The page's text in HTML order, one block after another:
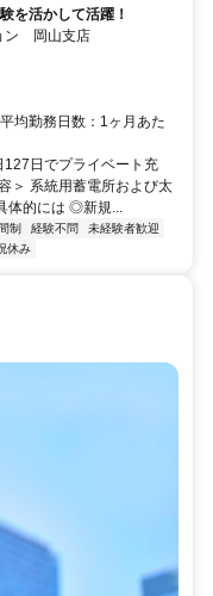
を活かして活躍！
ン 岡山支店
均勤務日数：1ヶ月あた
日でプライベート充
＞ 系統用蓄電所および太
体的には ◎新規...
制 経験不問
未経験者歓迎
休み